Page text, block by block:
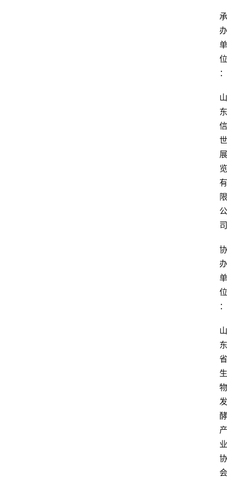
承
办
单
位
：
山
东
信
世
展
览
有
限
公
司
协
办
单
位
：
山
东
省
生
物
发
酵
产
业
协
会